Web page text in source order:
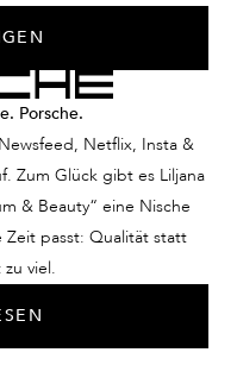
Porsche.
Netflix, Insta &
Zum Glück gibt es Liljana
& Beauty“ eine Nische
passt: Qualität statt
viel.